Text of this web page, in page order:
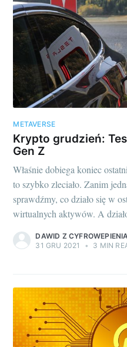
METAVERSE
Krypto grudzień:
Gen Z
Właśnie dobiega koniec
to szybko zleciało. Zanim
sprawdźmy, co działo się w
wirtualnych aktywów. A
DAWID Z
31 GRU 2021
• 3 MIN